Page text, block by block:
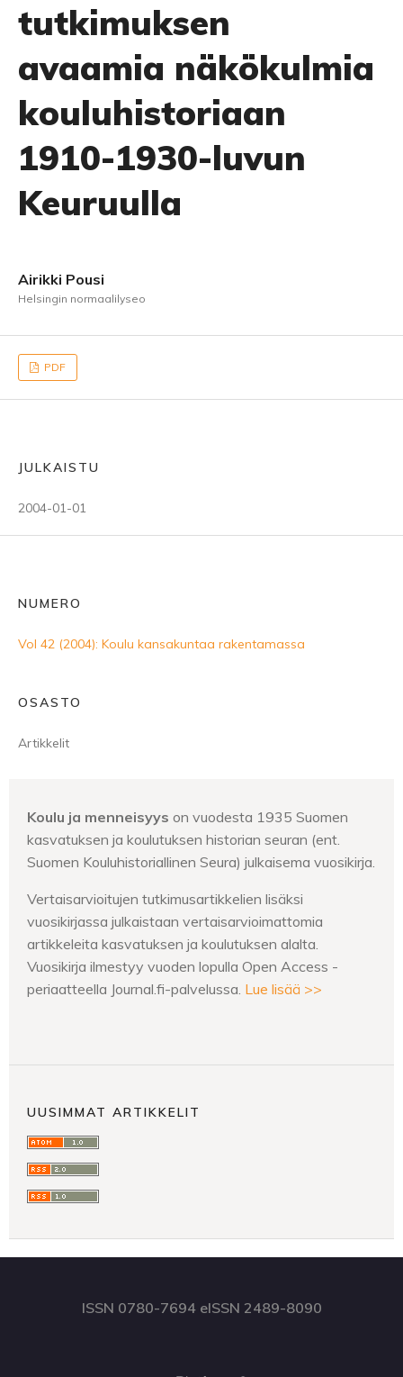
tutkimuksen
avaamia näkökulmia
kouluhistoriaan
1910-1930-luvun
Keuruulla
Airikki Pousi
Helsingin normaalilyseo
PDF
JULKAISTU
2004-01-01
NUMERO
Vol 42 (2004): Koulu kansakuntaa rakentamassa
OSASTO
Artikkelit
Koulu ja menneisyys on vuodesta 1935 Suomen
kasvatuksen ja koulutuksen historian seuran (ent.
Suomen Kouluhistoriallinen Seura) julkaisema vuosikirja.
Vertaisarvioitujen tutkimusartikkelien lisäksi
vuosikirjassa julkaistaan vertaisarvioimattomia
artikkeleita kasvatuksen ja koulutuksen alalta.
Vuosikirja ilmestyy vuoden lopulla Open Access -
periaatteella Journal.fi-palvelussa. Lue lisää >>
UUSIMMAT ARTIKKELIT
ISSN 0780-7694 eISSN 2489-8090